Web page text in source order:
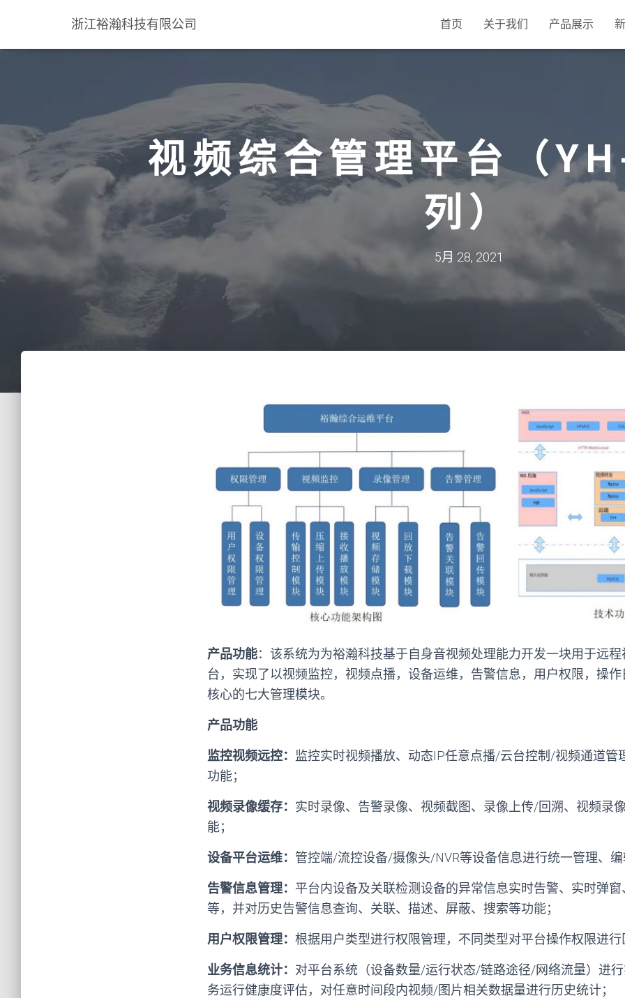
浙江裕瀚科技有限公司 首页 关于我们 产品展示
视频综合管理平台（
列）
5月 28, 2021
产品功能：该系统为为裕瀚科技基于自身音视频处理能力开发一块用于远
台，实现了以视频监控，视频点播，设备运维，告警信息，用户权限，操
核心的七大管理模块。
产品功能
监控视频远控： 监控实时视频播放、动态IP任意点播/云台控制/视频通道管
功能；
视频录像缓存： 实时录像、告警录像、视频截图、录像上传/回溯、视频录
能；
设备平台运维： 管控端/流控设备/摄像头/NVR等设备信息进行统一管理、
告警信息管理： 平台内设备及关联检测设备的异常信息实时告警、实时弹
等，并对历史告警信息查询、关联、描述、屏蔽、搜索等功能；
用户权限管理： 根据用户类型进行权限管理，不同类型对平台操作权限进行
业务信息统计： 对平台系统（设备数量/运行状态/链路途径/网络流量）进
务运行健康度评估，对任意时间段内视频/图片相关数据量进行历史统计；